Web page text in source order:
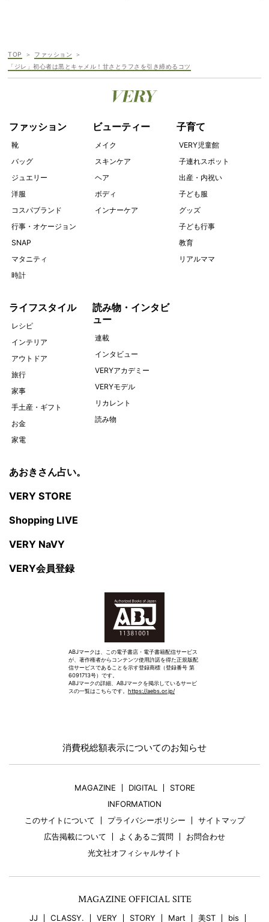
TOP
ファッション
「ジレ」初心者は黒とキャメル！甘さとラフさを引き締めるコツ
ファッション
靴
バッグ
ジュエリー
洋服
コスパブランド
行事・オケージョン
SNAP
マタニティ
時計
ビューティー
メイク
スキンケア
ヘア
ボディ
インナーケア
子育て
VERY児童館
子連れスポット
出産・内祝い
子ども服
グッズ
子ども行事
教育
リアルママ
ライフスタイル
レシピ
インテリア
アウトドア
旅行
家事
手土産・ギフト
お金
家電
読み物・インタビ
ュー
連載
インタビュー
VERYアカデミー
VERYモデル
リカレント
読み物
あおきさん占い。
VERY STORE
Shopping LIVE
VERY NaVY
VERY会員登録
ABJマークは、この電子書店・電子書籍配信サービス
が、著作権者からコンテンツ使用許諾を得た正規版配
信サービスであることを示す登録商標（登録番号 第
6091713号）です。
ABJマークの詳細、ABJマークを掲示しているサービ
スの一覧はこちらです。 https://aebs.or.jp/
消費税総額表示についてのお知らせ
MAGAZINE DIGITAL
STORE
INFORMATION
このサイトについて
プライバシーポリシー
サイトマップ
広告掲載について
よくあるご質問
お問合わせ
光文社オフィシャルサイト
MAGAZINE OFFICIAL SITE
JJ CLASSY. VERY STORY Mart 美ST bis